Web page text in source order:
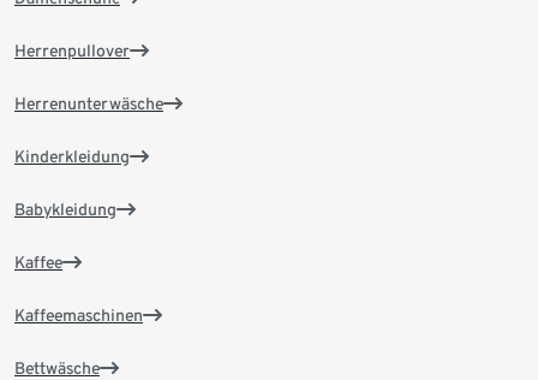
Herrenpullover
Herrenunterwäsche
Kinderkleidung
Babykleidung
Kaffee
Kaffeemaschinen
Bettwäsche